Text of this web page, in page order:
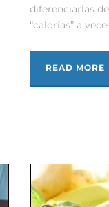
diferenciarlas
“calorías” a
READ MORE